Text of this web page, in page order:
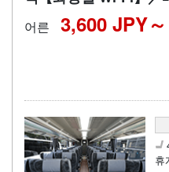
어른 3,600 JPY～
휴